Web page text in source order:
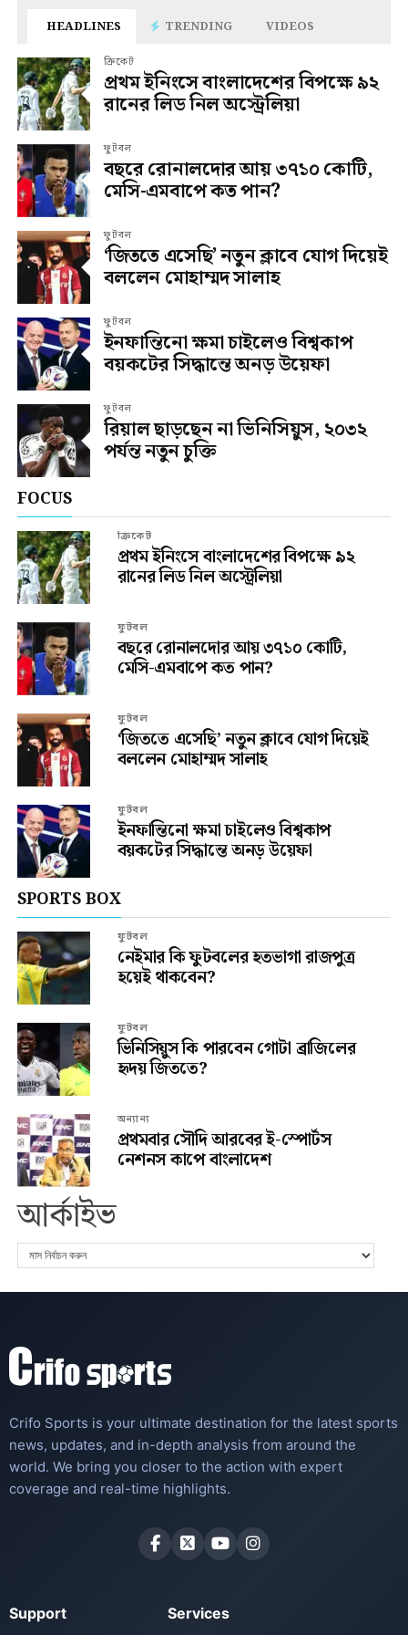
HEADLINES TRENDING VIDEOS
ক্রিকেট
প্রথম ইনিংসে বাংলাদেশের বিপক্ষে ৯২
রানের লিড নিল অস্ট্রেলিয়া
ফুটবল
বছরে রোনালদোর আয় ৩৭১০ কোটি,
মেসি-এমবাপে কত পান?
ফুটবল
‘জিততে এসেছি’ নতুন ক্লাবে যোগ দিয়েই
বললেন মোহাম্মদ সালাহ
ফুটবল
ইনফান্তিনো ক্ষমা চাইলেও বিশ্বকাপ
বয়কটের সিদ্ধান্তে অনড় উয়েফা
ফুটবল
রিয়াল ছাড়ছেন না ভিনিসিয়ুস, ২০৩২
পর্যন্ত নতুন চুক্তি
FOCUS
ক্রিকেট
প্রথম ইনিংসে বাংলাদেশের বিপক্ষে ৯২
রানের লিড নিল অস্ট্রেলিয়া
ফুটবল
বছরে রোনালদোর আয় ৩৭১০ কোটি,
মেসি-এমবাপে কত পান?
ফুটবল
‘জিততে এসেছি’ নতুন ক্লাবে যোগ দিয়েই
বললেন মোহাম্মদ সালাহ
ফুটবল
ইনফান্তিনো ক্ষমা চাইলেও বিশ্বকাপ
বয়কটের সিদ্ধান্তে অনড় উয়েফা
SPORTS BOX
ফুটবল
নেইমার কি ফুটবলের হতভাগা রাজপুত্র
হয়েই থাকবেন?
ফুটবল
ভিনিসিয়ুস কি পারবেন গোটা ব্রাজিলের
হৃদয় জিততে?
অন্যান্য
প্রথমবার সৌদি আরবের ই-স্পোর্টস
নেশনস কাপে বাংলাদেশ
আর্কাইভ
Crifo Sports is your ultimate destination for the latest sports
news, updates, and in-depth analysis from around the
world. We bring you closer to the action with expert
coverage and real-time highlights.
Support Services